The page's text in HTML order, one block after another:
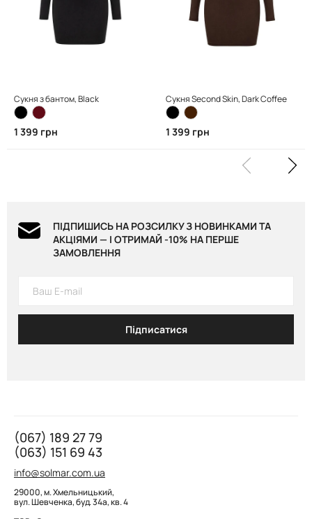
Сукня з бантом, Black
1 399 грн
Сукня Second Skin, Dark Coffee
1 399 грн
ПІДПИШИСЬ НА РОЗСИЛКУ З НОВИНКАМИ ТА
АКЦІЯМИ — І ОТРИМАЙ -10% НА ПЕРШЕ
ЗАМОВЛЕННЯ
Підписатися
(067) 189 27 79
(063) 151 69 43
info@solmar.com.ua
29000, м. Хмельницький,
вул. Шевченка, буд. 34а, кв. 4